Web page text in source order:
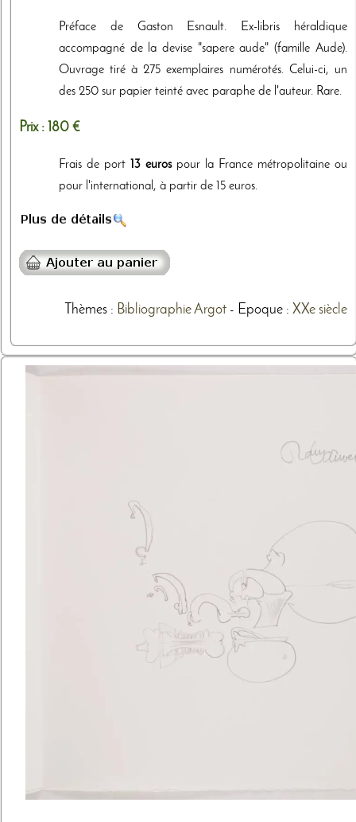
Préface de Gaston Esnault. Ex-libris héraldique
accompagné de la devise "sapere aude" (famille Aude).
Ouvrage tiré à 275 exemplaires numérotés. Celui-ci, un
des 250 sur papier teinté avec paraphe de l'auteur. Rare.
Prix : 180 €
Frais de port 13 eurospour la France métropolitaine ou
pour l'international, à partir de 15 euros.
Thèmes: BibliographieArgot- Epoque : XXe siècle